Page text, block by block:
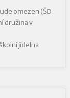
omezen (ŠD
družina v
jídelna